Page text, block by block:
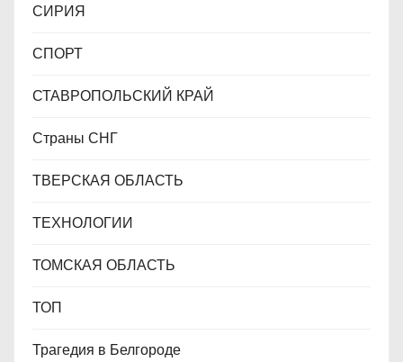
СИРИЯ
СПОРТ
СТАВРОПОЛЬСКИЙ КРАЙ
Страны СНГ
ТВЕРСКАЯ ОБЛАСТЬ
ТЕХНОЛОГИИ
ТОМСКАЯ ОБЛАСТЬ
ТОП
Трагедия в Белгороде